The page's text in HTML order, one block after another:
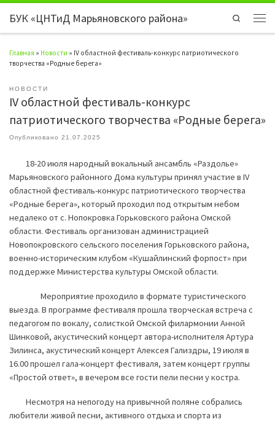
Перейти к содержимому
БУК «ЦНТиД Марьяновского района»
Search
Главная » Новости » IV областной фестиваль-конкурс патриотического
творчества «Родные берега»
НОВОСТИ
IV областной фестиваль-конкурс
патриотического творчества «Родные берега»
Опубликовано 21.07.2025
18-20 июля народный вокальный ансамбль «Раздолье»
Марьяновского районного Дома культуры принял участие в IV
областной фестиваль-конкурс патриотического творчества
«Родные берега», который проходил под открытым небом
недалеко от с. Нопокровка Горьковского района Омской
области. Фестиваль организован администрацией
Новопокровского сельского поселения Горьковского района,
военно-историческим клубом «Кушайлинский форпост» при
поддержке Министерства культуры Омской области.
Мероприятие проходило в формате туристического
выезда. В программе фестиваля прошла творческая встреча с
педагогом по вокалу, солисткой Омской филармонии Анной
Шинковой, акустический концерт автора-исполнителя Артура
Зилинса, акустический концерт Алексея Гализдры, 19 июля в
16.00 прошел гала-концерт фестиваля, затем концерт группы
«Простой ответ», в вечером все гости пели песни у костра.
Несмотря на непогоду на привычной поляне собрались
любители живой песни, активного отдыха и спорта из